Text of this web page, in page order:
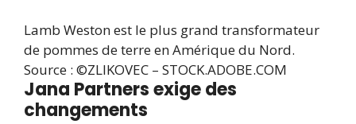
Lamb Weston est le plus grand transformateur
de pommes de terre en Amérique du Nord.
Source : ©ZLIKOVEC – STOCK.ADOBE.COM
Jana Partners exige des
changements